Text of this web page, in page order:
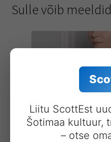
Sulle võib
Liitu ScottEst
Šotimaa kultuur,
– otse